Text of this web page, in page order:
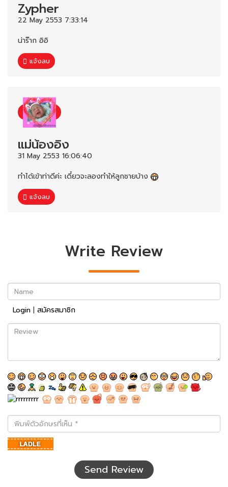
Zypher
22 May 2553 7:33:14
น่าร๊าก อิอิ
แจ้งลบ
แม่น้องอิง
31 May 2553 16:06:40
ทำได้เข้าท่าดีค่ะ เดี๋ยวจะลองทำให้ลูกชายบ้าง
แจ้งลบ
Write Review
Name
Login | สมัครสมาชิก
Review
พิมพ์
ตัว
อักษร
ที่
Send Review